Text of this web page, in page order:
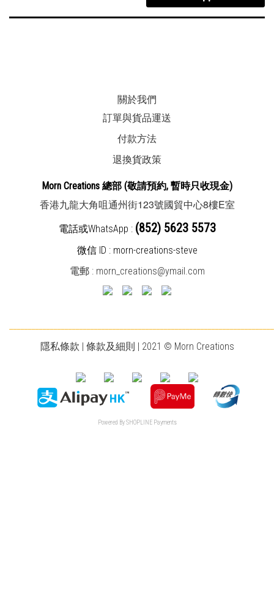
關於我們
訂單與貨品運送
付款方法
退換貨政策
Morn Creations 總部 (敬請預約, 暫時只收現金)
香港九龍大角咀通州街123號國貿中心8樓E室
電話或WhatsApp : (852) 5623 5573
微信 ID : morn-creations-steve
電郵 : morn_creations@ymail.com
隱私條款 | 條款及細則 | 2021 © Morn Creations
Powered BySHOPLINE Payments